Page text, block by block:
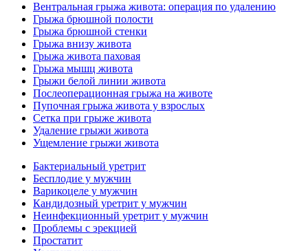
Вентральная грыжа живота: операция по удалению
Грыжа брюшной полости
Грыжа брюшной стенки
Грыжа внизу живота
Грыжа живота паховая
Грыжа мышц живота
Грыжи белой линии живота
Послеоперационная грыжа на животе
Пупочная грыжа живота у взрослых
Сетка при грыже живота
Удаление грыжи живота
Ущемление грыжи живота
Бактериальный уретрит
Бесплодие у мужчин
Варикоцеле у мужчин
Кандидозный уретрит у мужчин
Неинфекционный уретрит у мужчин
Проблемы с эрекцией
Простатит